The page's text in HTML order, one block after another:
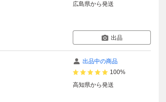
広島県から発送
出品
出品中の商品
100%
高知県から発送